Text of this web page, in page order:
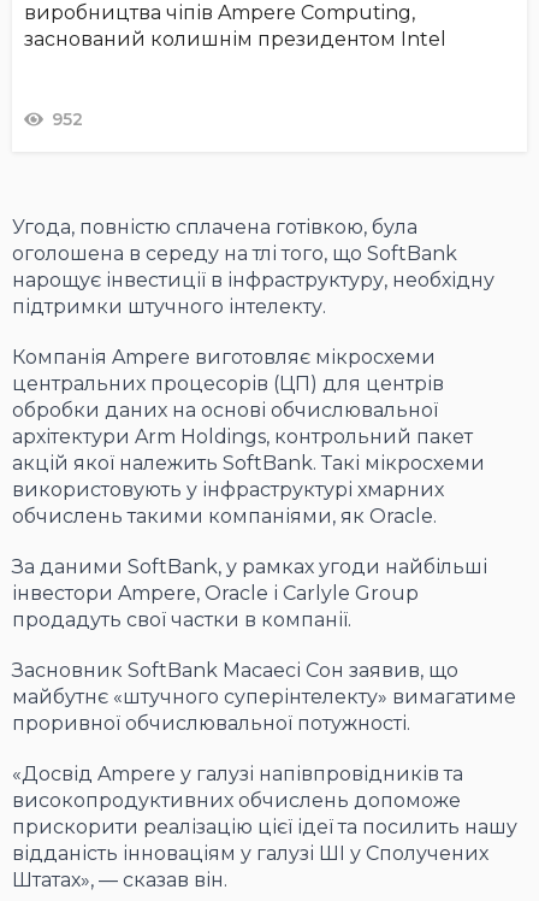
виробництва чіпів Ampere Computing,
заснований колишнім президентом Intel
952
Угода, повністю сплачена готівкою, була
оголошена в середу на тлі того, що SoftBank
нарощує інвестиції в інфраструктуру, необхідну
підтримки штучного інтелекту.
Компанія Ampere виготовляє мікросхеми
центральних процесорів (ЦП) для центрів
обробки даних на основі обчислювальної
архітектури Arm Holdings, контрольний пакет
акцій якої належить SoftBank. Такі мікросхеми
використовують у інфраструктурі хмарних
обчислень такими компаніями, як Oracle.
За даними SoftBank, у рамках угоди найбільші
інвестори Ampere, Oracle і Carlyle Group
продадуть свої частки в компанії.
Засновник SoftBank Масаесі Сон заявив, що
майбутнє «штучного суперінтелекту» вимагатиме
проривної обчислювальної потужності.
«Досвід Ampere у галузі напівпровідників та
високопродуктивних обчислень допоможе
прискорити реалізацію цієї ідеї та посилить нашу
відданість інноваціям у галузі ШІ у Сполучених
Штатах», — сказав він.